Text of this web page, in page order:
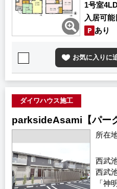
1号室
入居可能
あり
お気に入りに
ダイワハウス施工
parksideAsami【パー
所在
西武
西武
「神